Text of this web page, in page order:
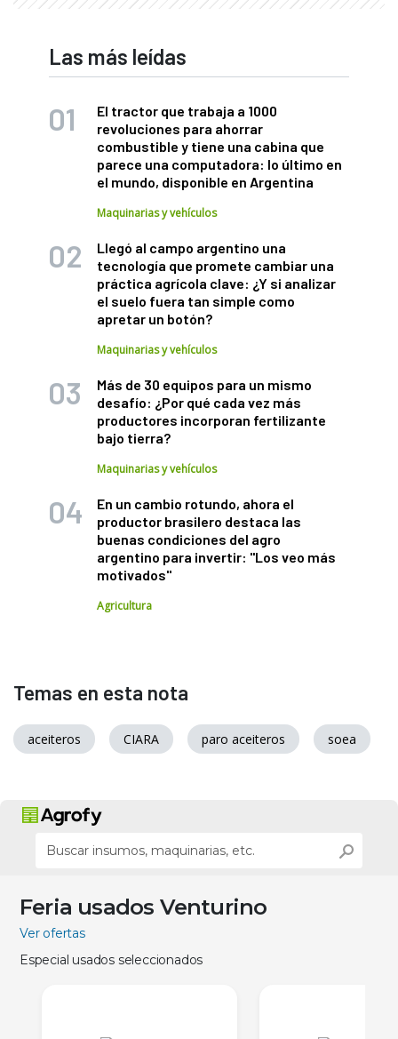
Las más leídas
El tractor que trabaja a 1000
revoluciones para ahorrar
combustible y tiene una cabina que
parece una computadora: lo último en
el mundo, disponible en Argentina
Maquinarias y vehículos
Llegó al campo argentino una
tecnología que promete cambiar una
práctica agrícola clave: ¿Y si analizar
el suelo fuera tan simple como
apretar un botón?
Maquinarias y vehículos
Más de 30 equipos para un mismo
desafío: ¿Por qué cada vez más
productores incorporan fertilizante
bajo tierra?
Maquinarias y vehículos
En un cambio rotundo, ahora el
productor brasilero destaca las
buenas condiciones del agro
argentino para invertir: "Los veo más
motivados"
Agricultura
Temas en esta nota
aceiteros CIARA paro aceiteros soea
Feria usados Venturino
Ver ofertas
Especial usados seleccionados